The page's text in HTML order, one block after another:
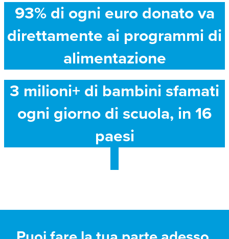
93% di ogni euro donato va
direttamente ai programmi di
alimentazione
3 milioni+ di bambini sfamati
ogni giorno di scuola, in 16
paesi